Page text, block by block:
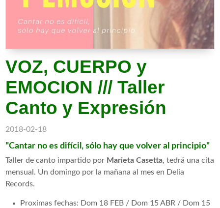
VOZ, CUERPO y
EMOCION /// Taller
Canto y Expresión
2018-02-18
"Cantar no es difícil, sólo hay que volver al principio"
Taller de canto impartido por Marieta Casetta, tedrá una cita
mensual. Un domingo por la mañana al mes en Delia
Records.
Proximas fechas: Dom 18 FEB / Dom 15 ABR / Dom 15